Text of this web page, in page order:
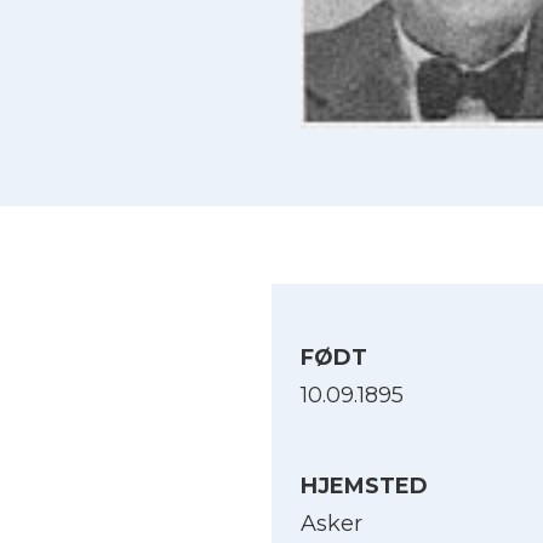
FØDT
10.09.1895
HJEMSTED
Asker